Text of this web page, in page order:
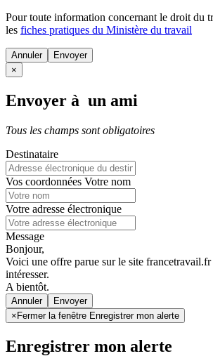
Pour toute information concernant le droit du
les fiches pratiques du Ministère du travail
Annuler
×
Envoyer à un ami
Tous les champs sont obligatoires
Destinataire
Vos coordonnées Votre nom
Votre adresse électronique
Message
Bonjour,
Voici une offre parue sur le site
intéresser.
A bientôt.
Annuler
× Fermer la fenêtre Enregistrer mon alerte
Enregistrer mon alerte